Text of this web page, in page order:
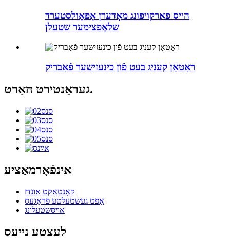
הייס פארקויפונג מאָדערן אַפּאָולסטערד
שלאָפצימער שטעלן
ראַטאַן קעניג בעט פֿון כינעזישער פֿאַבריק
געראַנטירט האַרט.
אינפֿאָרמאַציע
קאָנטאַקט אונדז
אָפֿט געשטעלטע פֿראַגעס
אויסשטעלונג
לעצטע נייעס